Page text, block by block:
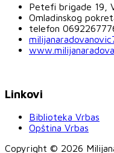
Petefi brigade 19,
Omladinskog
telefon
Linkovi
Biblioteka Vrbas
Opština Vrbas
Copyright © 2026